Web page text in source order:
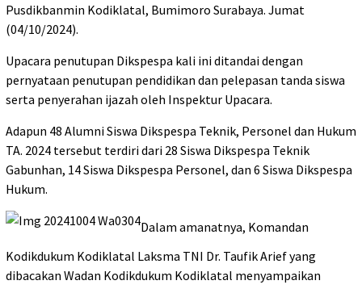
Pusdikbanmin Kodiklatal, Bumimoro Surabaya. Jumat
(04/10/2024).
Upacara penutupan Dikspespa kali ini ditandai dengan
pernyataan penutupan pendidikan dan pelepasan tanda siswa
serta penyerahan ijazah oleh Inspektur Upacara.
Adapun 48 Alumni Siswa Dikspespa Teknik, Personel dan Hukum
TA. 2024 tersebut terdiri dari 28 Siswa Dikspespa Teknik
Gabunhan, 14 Siswa Dikspespa Personel, dan 6 Siswa Dikspespa
Hukum.
Dalam amanatnya, Komandan
Kodikdukum Kodiklatal Laksma TNI Dr. Taufik Arief yang
dibacakan Wadan Kodikdukum Kodiklatal menyampaikan